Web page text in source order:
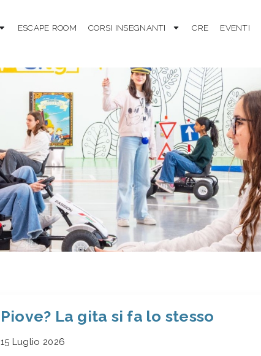
ESCAPE ROOM CORSI INSEGNANTI CRE EVENTI
Piove? La gita si fa lo stesso
15 Luglio 2026